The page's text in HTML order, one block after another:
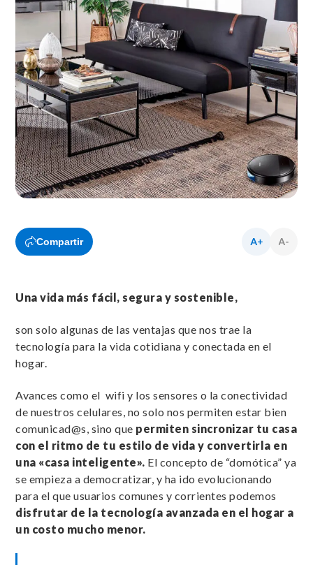
Compartir
Una vida más fácil, segura y sostenible,
son solo algunas de las ventajas que nos trae la
tecnología para la vida cotidiana y conectada en el
hogar.
Avances como el wifi y los sensores o la conectividad
de nuestros celulares, no solo nos permiten estar bien
comunicad@s, sino que permiten sincronizar tu casa
con el ritmo de tu estilo de vida y convertirla en
una «casa inteligente». El concepto de “domótica” ya
se empieza a democratizar, y ha ido evolucionando
para el que usuarios comunes y corrientes podemos
disfrutar de la tecnología avanzada en el hogar a
un costo mucho menor.